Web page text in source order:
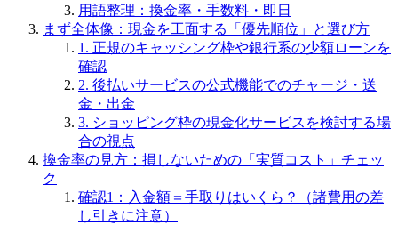
用語整理：換金率・手数料・即日
まず全体像：現金を工面する「優先順位」と選び方
1. 正規のキャッシング枠や銀行系の少額ローンを
確認
2. 後払いサービスの公式機能でのチャージ・送
金・出金
3. ショッピング枠の現金化サービスを検討する場
合の視点
換金率の見方：損しないための「実質コスト」チェッ
ク
確認1：入金額＝手取りはいくら？（諸費用の差
し引きに注意）